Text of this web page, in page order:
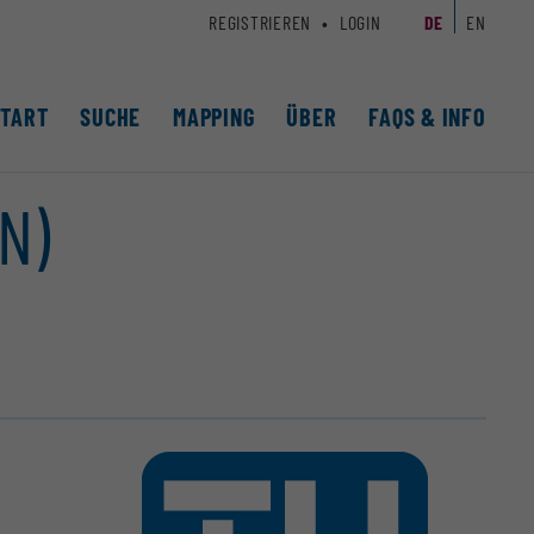
SUCHE MAPPING ÜBER FAQS & INFO
REGISTRIEREN LOGIN DE EN